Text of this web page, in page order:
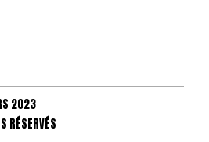
2023
RÉSERVÉS